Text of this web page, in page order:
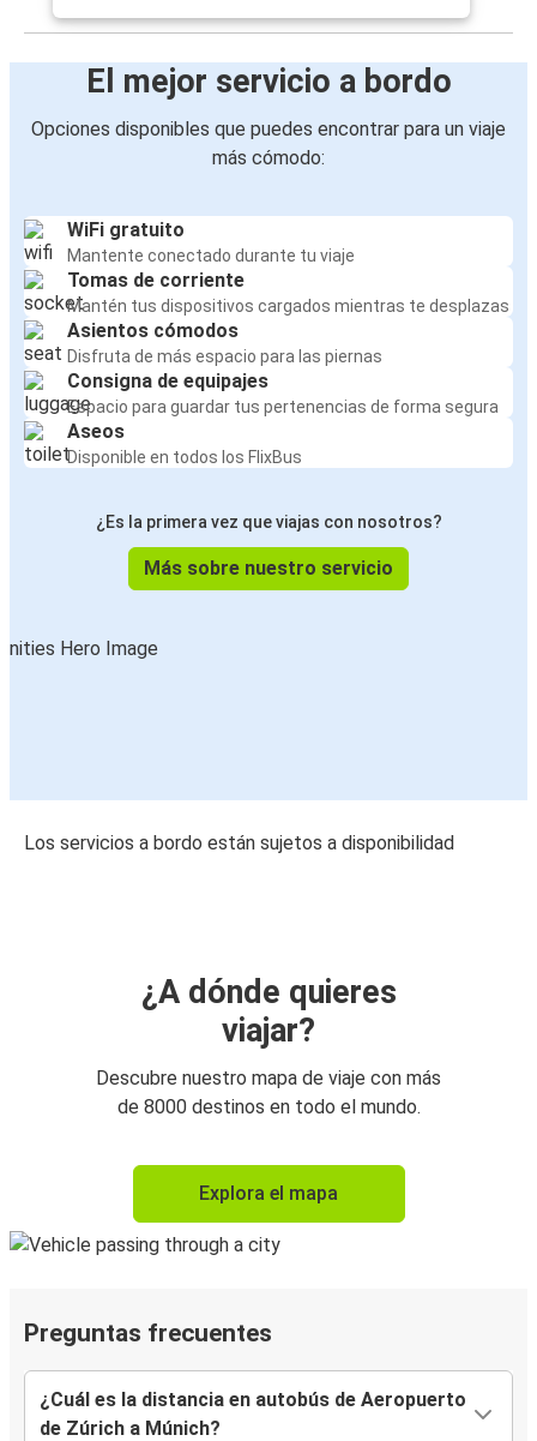
El mejor servicio a bordo
Opciones disponibles que puedes encontrar para un viaje
más cómodo:
WiFi gratuito
Mantente conectado durante tu viaje
Tomas de corriente
Mantén tus dispositivos cargados mientras te desplazas
Asientos cómodos
Disfruta de más espacio para las piernas
Consigna de equipajes
Espacio para guardar tus pertenencias de forma segura
Aseos
Disponible en todos los FlixBus
¿Es la primera vez que viajas con nosotros?
Más sobre nuestro servicio
Los servicios a bordo están sujetos a disponibilidad
¿A dónde quieres
viajar?
Descubre nuestro mapa de viaje con más
de 8000 destinos en todo el mundo.
Explora el mapa
Preguntas frecuentes
¿Cuál es la distancia en autobús de Aeropuerto
de Zúrich a Múnich?